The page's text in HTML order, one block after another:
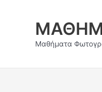
Μαθήματα